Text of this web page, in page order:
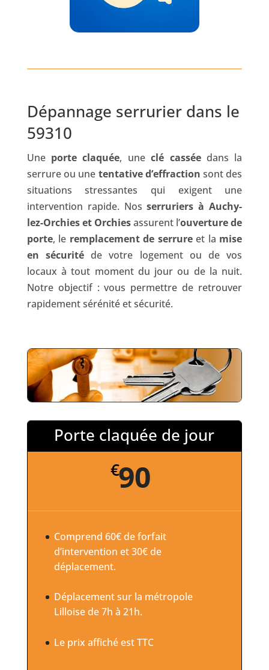
Dépannage serrurier dans le
59310
Une porte claquée, uneclé casséedans la
serrure ou une tentative d’effraction sont des
situations stressantes qui exigent une
intervention rapide. Nosserruriers à Auchy-
lez-Orchies et Orchiesassurent l’ouverture de
porte, le remplacement de serrureet la mise
en sécurité de votre logement ou de vos
locaux à tout moment du jour ou de la nuit.
Notre objectif : vous permettre de retrouver
rapidement sérénité et sécurité.
Porte claquée de jour
€90
Comprend 60€ de forfait
d’intervention et 30€ de
déplacement.
Déplacement sur la métropole
Lilloise de 7h à 21h.
Le prix affiché est TTC